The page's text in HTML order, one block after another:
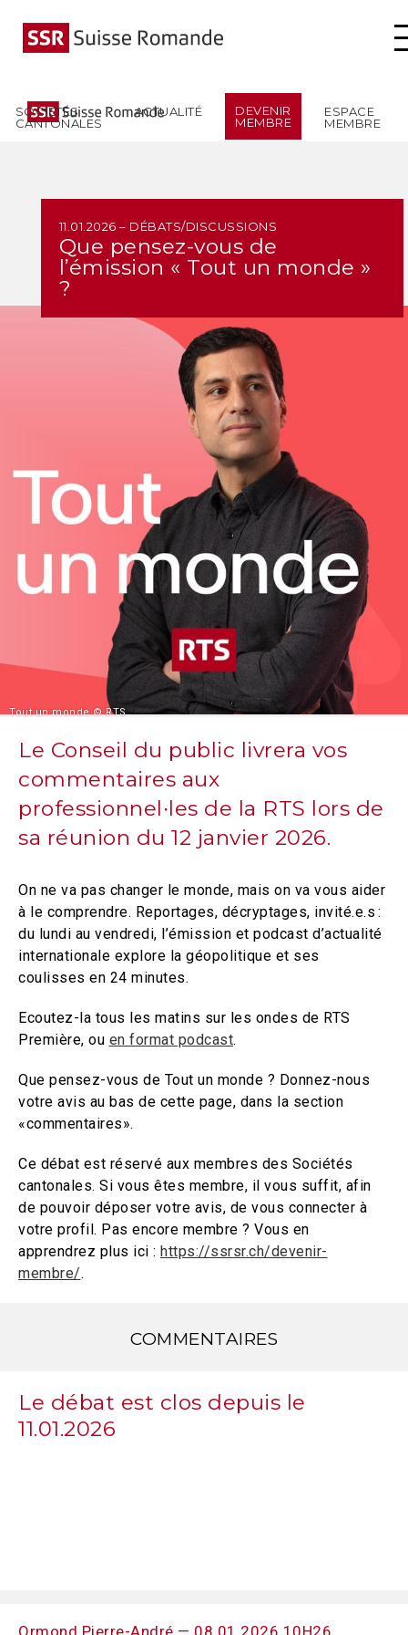
SOCIÉTÉS
CANTONALES
ACTUALITÉ
DEVENIR
MEMBRE
ESPACE
MEMBRE
11.01.2026 – DÉBATS/DISCUSSIONS
Que pensez-vous de
l’émission « Tout un monde »
?
Tout un monde © RTS
Le Conseil du public livrera vos
commentaires aux
professionnel∙les de la RTS lors de
sa réunion du 12 janvier 2026.
On ne va pas changer le monde, mais on va vous aider
à le comprendre. Reportages, décryptages, invité.e.s :
du lundi au vendredi, l’émission et podcast d’actualité
internationale explore la géopolitique et ses
coulisses en 24 minutes.
Ecoutez-la tous les matins sur les ondes de RTS
Première, ou en format podcast.
Que pensez-vous de Tout un monde ? Donnez-nous
votre avis au bas de cette page, dans la section
«commentaires».
Ce débat est réservé aux membres des Sociétés
cantonales. Si vous êtes membre, il vous suffit, afin
de pouvoir déposer votre avis, de vous connecter à
votre profil. Pas encore membre ? Vous en
apprendrez plus ici : https://ssrsr.ch/devenir-
membre/.
COMMENTAIRES
Le débat est clos depuis le
11.01.2026
Ormond Pierre-André — 08.01.2026 10H26